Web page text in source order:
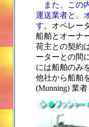
また、この
運送業者と、
す。 オペレー
船舶とオーナ
荷主との契約
ーターとの間
には船舶のみ
他社から船舶
(Munning) 業